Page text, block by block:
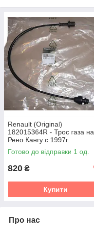
Renault (Original)
182015364R - Трос газа на
Рено Кангу с 1997г.
Готово до відправки 1 од.
820 ₴
Купити
Про нас